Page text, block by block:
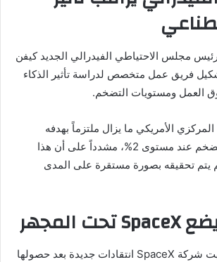
مجلس الاحتياطي الفيدرالي الجديد كيفن
فريق عمل متخصص لدراسة تأثير الذكاء
العمل ومستويات التضخم.
الأمريكي ما يزال ملتزماً بهدفه
المتمثل في إبقاء التضخم عند مستوى 2%، مشدداً على أن هذا
يتم تحقيقه بصورة مستقرة على المدى
على جانب آخر، واجهت شركة SpaceX انتقادات جديدة بعد حصولها